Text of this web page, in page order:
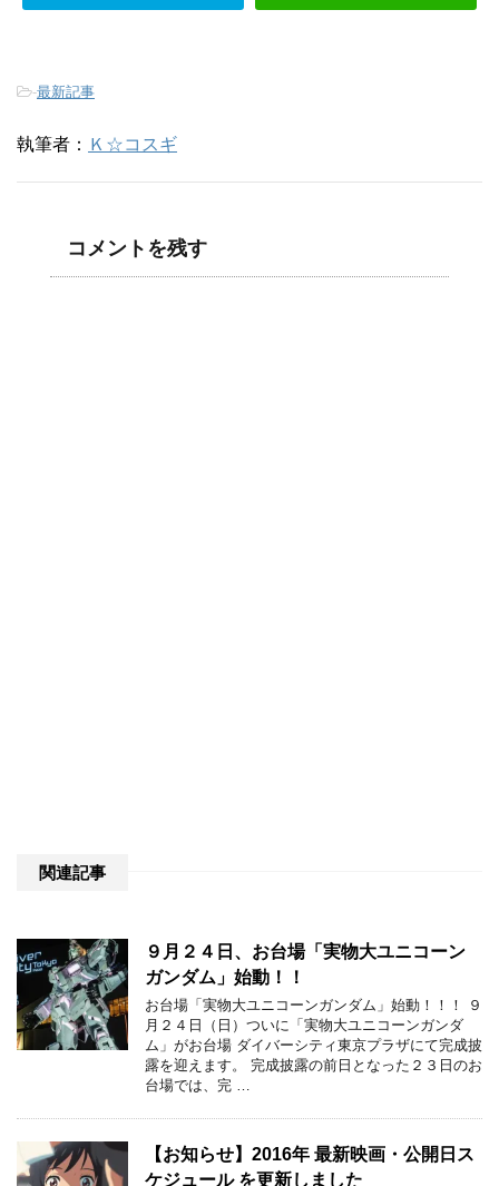
-最新記事
執筆者： Ｋ☆コスギ
コメントを残す
関連記事
９月２４日、お台場「実物大ユニコーン
ガンダム」始動！！
お台場「実物大ユニコーンガンダム」始動！！！ ９
月２４日（日）ついに「実物大ユニコーンガンダ
ム」がお台場 ダイバーシティ東京プラザにて完成披
露を迎えます。 完成披露の前日となった２３日のお
台場では、完 …
【お知らせ】2016年 最新映画・公開日ス
ケジュール を更新しました